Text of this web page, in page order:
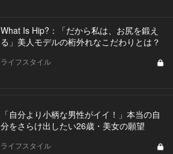
What Is Hip?：「だから私は、お尻を鍛え
る」美人モデルの桁外れなこだわりとは？
ライフスタイル
「自分より小柄な男性がイイ！」本当の自
分をさらけ出したい26歳・美女の願望
ライフスタイル